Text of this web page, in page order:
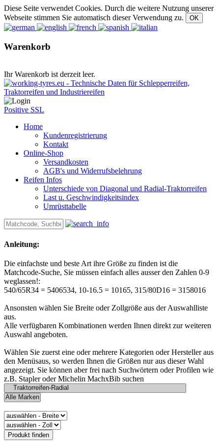
Diese Seite verwendet Cookies. Durch die weitere Nutzung unserer
Webseite stimmen Sie automatisch dieser Verwendung zu.
Warenkorb
Ihr Warenkorb ist derzeit leer.
Positive SSL
Home
Kundenregistrierung
Kontakt
Online-Shop
Versandkosten
AGB's und Widerrufsbelehrung
Reifen Infos
Unterschiede von Diagonal und Radial-Traktorreifen
Last u. Geschwindigkeitsindex
Umrüsttabelle
Anleitung:
Die einfachste und beste Art ihre Größe zu finden ist die
Matchcode-Suche, Sie müssen einfach alles ausser den Zahlen 0-9
weglassen!:
540/65R34 = 5406534, 10-16.5 = 10165, 315/80D16 = 3158016
Ansonsten wählen Sie Breite oder Zollgröße aus der Auswahlliste
aus.
Alle verfügbaren Kombinationen werden Ihnen direkt zur weiteren
Auswahl angeboten.
Wählen Sie zuerst eine oder mehrere Kategorien oder Hersteller aus
den Menüsaus, so werden Ihnen die Größen nur aus dieser Wahl
angezeigt. Sie können aber frei nach Suchwörtern oder Profilen wie
z.B. Stapler oder Michelin MachxBib suchen